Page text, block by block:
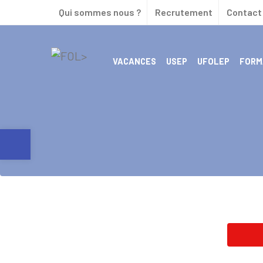
Qui sommes nous ? Recrutement Contact
VACANCES USEP UFOLEP
Ouvrir la barre d’outils